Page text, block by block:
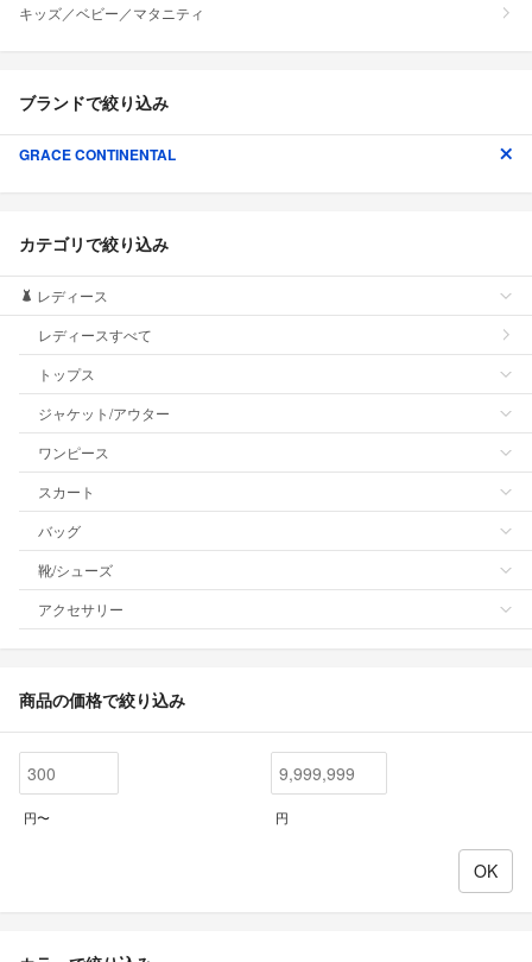
キッズ／ベビー／マタニティ
ブランドで絞り込み
GRACE CONTINENTAL
カテゴリで絞り込み
レディース
レディースすべて
トップス
ジャケット/アウター
ワンピース
スカート
バッグ
靴/シューズ
アクセサリー
商品の価格で絞り込み
円〜 円